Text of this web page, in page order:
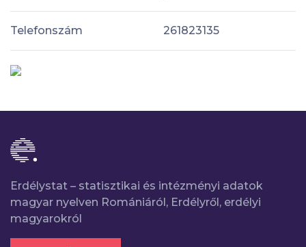
Telefonszám 261823135
Erdélystat – statisztikai és intézményi adatok
magyar nyelven Romániáról, Erdélyről, erdélyi
magyarokról